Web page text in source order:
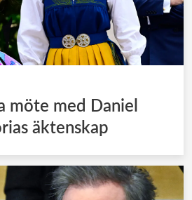
möte med Daniel
äktenskap